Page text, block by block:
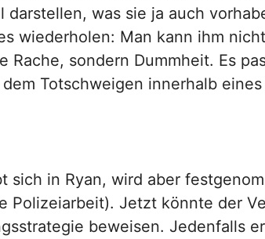
was sie ja auch
wiederholen: Man kann ihm
sondern Dummheit. Es
Totschweigen innerhalb
sich in Ryan, wird aber
Jetzt könnte der
beweisen. Jedenfalls